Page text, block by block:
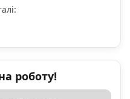
роботу!